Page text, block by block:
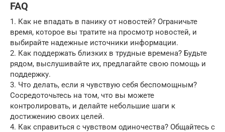
FAQ
1. Как не впадать в панику от новостей? Ограничьте
время, которое вы тратите на просмотр новостей, и
выбирайте надежные источники информации.
2. Как поддержать близких в трудные времена? Будьте
рядом, выслушивайте их, предлагайте свою помощь и
поддержку.
3. Что делать, если я чувствую себя беспомощным?
Сосредоточьтесь на том, что вы можете
контролировать, и делайте небольшие шаги к
достижению своих целей.
4. Как справиться с чувством одиночества? Общайтесь с